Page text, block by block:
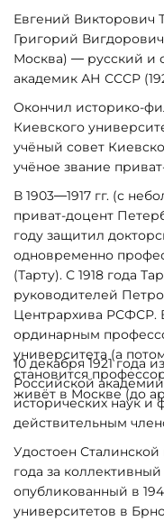
Евгений Викторович
Григорий
Москва) — русский и
академик АН СССР
Окончил историко-
Киевского
учёный совет
учёное звание
В 1903—1917 гг. (с
приват-доцент
году защитил
одновременно
(Тарту). С 1918 года
руководителей
Центрархива РСФСР.
ординарным
университета (а
становится
живёт в Москве (до
10 декабря 1921 года
Российской
исторических наук и
действительным
Удостоен
года за
опубликованный в
университетов в